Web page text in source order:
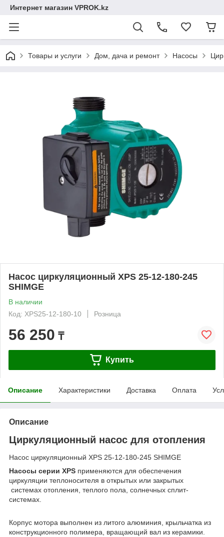
Интернет магазин VPROK.kz
Товары и услуги Дом, дача и ремонт Насосы
Насос циркуляционный XPS 25-12-180-245
SHIMGE
В наличии
Код: XPS25-12-180-10
Розница
56 250 ₸
Купить
Описание Характеристики Доставка Оплата
Описание
Циркуляционный насос для отопления
Насос циркуляционный XPS 25-12-180-245 SHIMGE
Насосы серии ХРS применяются для обеспечения
циркуляции теплоносителя в открытых или закрытых
системах отопления, теплого пола, солнечных сплит-
системах.
Корпус мотора выполнен из литого алюминия, крыльчатка из
конструкционного полимера, вращающий вал из керамики.